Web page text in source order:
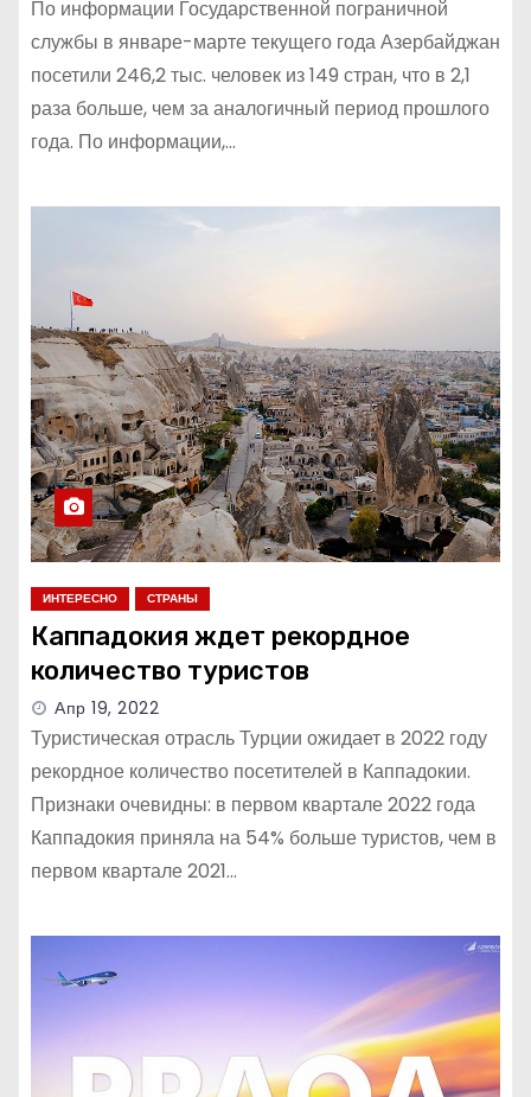
По информации Государственной пограничной
службы в январе-марте текущего года Азербайджан
посетили 246,2 тыс. человек из 149 стран, что в 2,1
раза больше, чем за аналогичный период прошлого
года. По информации,…
ИНТЕРЕСНО СТРАНЫ
Каппадокия ждет рекордное
количество туристов
Апр 19, 2022
Туристическая отрасль Турции ожидает в 2022 году
рекордное количество посетителей в Каппадокии.
Признаки очевидны: в первом квартале 2022 года
Каппадокия приняла на 54% больше туристов, чем в
первом квартале 2021…